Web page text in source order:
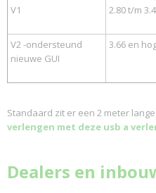
V1
2.80 t/m 3.4
V2 -ondersteund
nieuwe GUI
3.66 en
Standaard zit er een 2 meter
verlengen met deze usb a
Dealers en